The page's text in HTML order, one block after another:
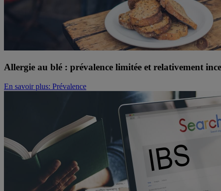
Allergie au blé : prévalence limitée et relativement
En savoir plus: Prévalence